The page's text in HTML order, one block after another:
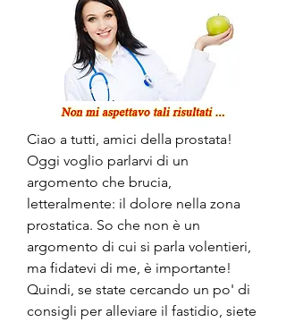
Ciao a tutti, amici della prostata!
Oggi voglio parlarvi di un
argomento che brucia,
letteralmente: il dolore nella zona
prostatica. So che non è un
argomento di cui si parla volentieri,
ma fidatevi di me, è importante!
Quindi, se state cercando un po' di
consigli per alleviare il fastidio, siete